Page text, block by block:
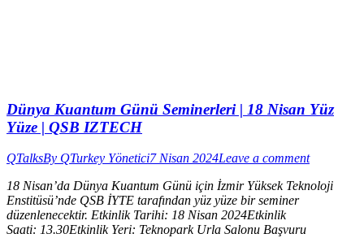
Dünya Kuantum Günü Seminerleri | 18 Nisan Yüz
Yüze | QSB IZTECH
QTalksBy QTurkey Yönetici7 Nisan 2024Leave a comment
18 Nisan’da Dünya Kuantum Günü için İzmir Yüksek Teknoloji
Enstitüsü’nde QSB İYTE tarafından yüz yüze bir seminer
düzenlenecektir. Etkinlik Tarihi: 18 Nisan 2024Etkinlik
Saati: 13.30Etkinlik Yeri: Teknopark Urla Salonu Başvuru